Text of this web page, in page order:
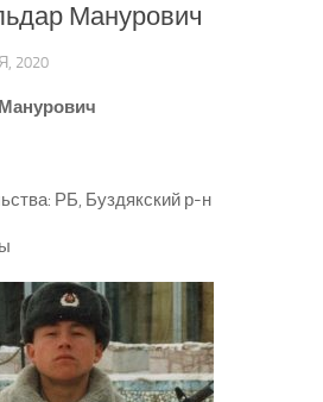
Манурович
2020
РБ, Буздякский р-н